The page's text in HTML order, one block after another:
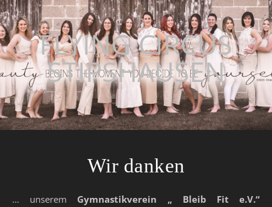
FLYING CIRCUS
STIPSHAUSEN
Wir danken
… unserem
Gymnastikverein „ Bleib Fit e.V.“